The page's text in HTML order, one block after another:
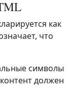
как
что
символы
должен